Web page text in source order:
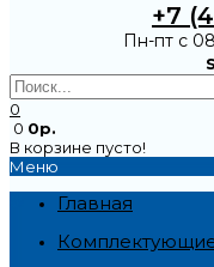
+7
Пн-пт с
0
0 0р.
В корзине пусто!
Меню
Главная